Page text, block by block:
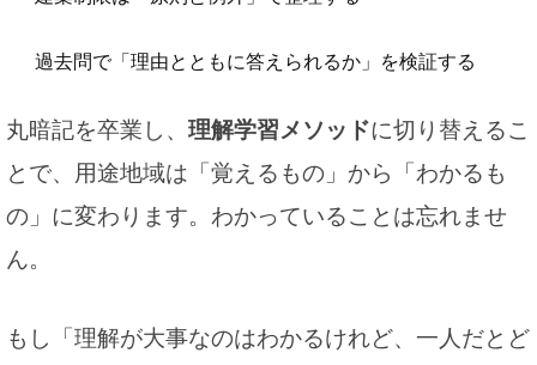
過去問で「理由とともに答えられるか」を検証する
丸暗記を卒業し、 理解学習メソッドに切り替えるこ
とで、用途地域は「覚えるもの」から「わかるも
の」に変わります。わかっていることは忘れませ
ん。
もし「理解が大事なのはわかるけれど、一人だとど